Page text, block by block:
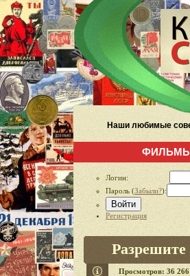
Наши любимые
Логин:
Пароль (Забыли?):
Войти
Регистрация
Разрешите
Просмотров: 36